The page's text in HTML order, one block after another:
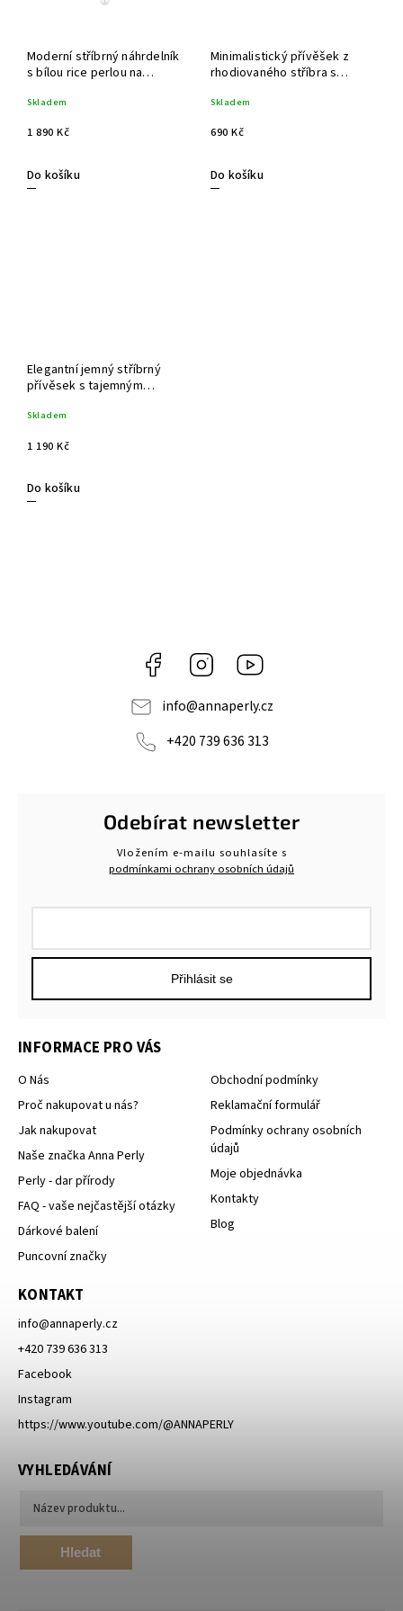
Moderní stříbrný náhrdelník
s bílou rice perlou na
kruhovým závěsem se
Skladem
1 890 Kč
Do košíku
Minimalistický přívěšek z
rhodiovaného stříbra s
kapkovitého tvaru
Skladem
690 Kč
Do košíku
Elegantní jemný stříbrný
přívěsek s tajemným
Skladem
1 190 Kč
Do košíku
Facebook Instagram
info@annaperly.cz
+420 739 636 313
INFORMACE PRO VÁS
O Nás
Proč nakupovat u nás?
Jak nakupovat
Naše značka Anna Perly
Perly - dar přírody
FAQ - vaše nejčastější otázky
Dárkové balení
Puncovní značky
Obchodní podmínky
Reklamační formulář
Podmínky ochrany osobních
údajů
Moje objednávka
Kontakty
Blog
KONTAKT
info@annaperly.cz
+420 739 636 313
Facebook
Instagram
https://www.youtube.com/@ANNAPERLY
Odebírat newsletter
Vložením e-mailu souhlasíte s
podmínkami ochrany osobních údajů
Přihlásit se
VYHLEDÁVÁNÍ
Hledat